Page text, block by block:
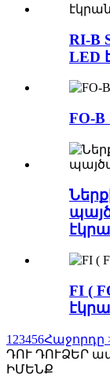
RI-B
LED
FO-B
FI (
1 23456Հաջորդը
ԴՈՒ ԴՈՒՁԵՐ
ԻՄԵՆՔ